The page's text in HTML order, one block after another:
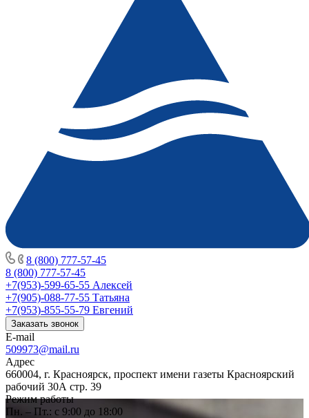
8 (800) 777-57-45
8 (800) 777-57-45
+7(953)-599-65-55 Алексей
+7(905)-088-77-55 Татьяна
+7(953)-855-55-79 Евгений
Заказать звонок
E-mail
509973@mail.ru
Адрес
660004, г. Красноярск, проспект имени газеты Красноярский
рабочий 30А стр. 39
Режим работы
Пн. – Пт.: с 9:00 до 18:00